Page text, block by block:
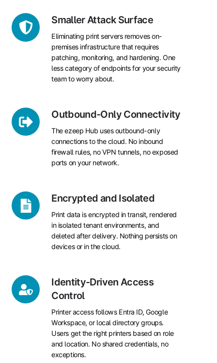
Smaller Attack Surface
Eliminating print servers removes on-
premises infrastructure that requires
patching, monitoring, and hardening. One
less category of endpoints for your security
team to worry about.
Smaller
Attack
Surface
Outbound-Only Connectivity
The ezeep Hub uses outbound-only
connections to the cloud. No inbound
firewall rules, no VPN tunnels, no exposed
ports on your network.
Outbound-
Only
Connectivity
Encrypted and Isolated
Print data is encrypted in transit, rendered
in isolated tenant environments, and
deleted after delivery. Nothing persists on
devices or in the cloud.
Encrypted
and
Isolated
Identity-Driven Access
Control
Printer access follows Entra ID, Google
Workspace, or local directory groups.
Users get the right printers based on role
and location. No shared credentials, no
exceptions.
Identity-
Driven
Access